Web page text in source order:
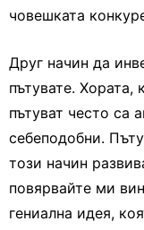
човешката
Друг начин да
пътувате.
пътуват често са
себеподобни.
този начин
повярвайте ми
гениална идея,